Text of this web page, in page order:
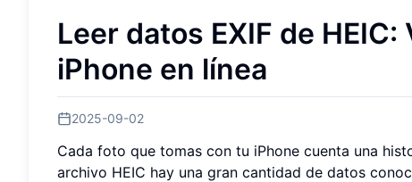
Leer datos EXIF de
iPhone en línea
2025-09-02
Cada foto que tomas con tu iPhone cuenta una
archivo HEIC hay una gran cantidad de datos